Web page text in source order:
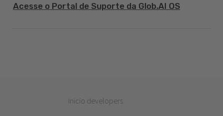
Acesse o Portal de Suporte da Glob.AI OS
Inicio developers